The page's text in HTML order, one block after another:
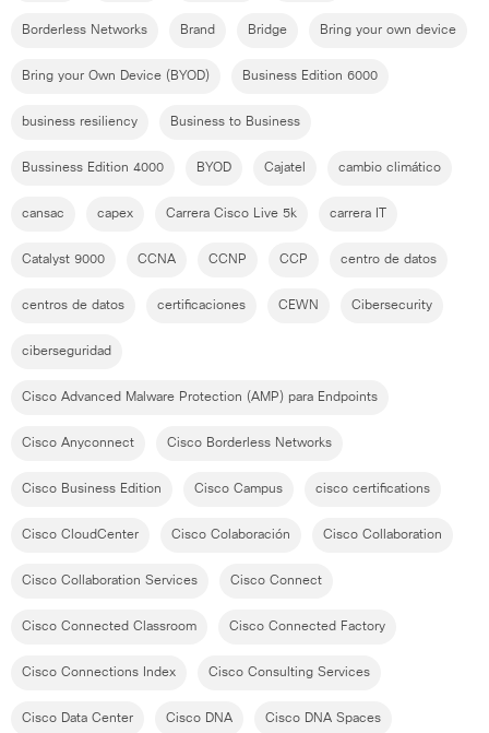
Borderless Networks Brand Bridge Bring your own device
Bring your Own Device (BYOD) Business Edition 6000
business resiliency Business to Business
Bussiness Edition 4000 BYOD Cajatel cambio climático
cansac capex Carrera Cisco Live 5k carrera IT
Catalyst 9000 CCNA CCNP CCP centro de datos
centros de datos certificaciones CEWN Cibersecurity
ciberseguridad
Cisco Advanced Malware Protection (AMP) para Endpoints
Cisco Anyconnect Cisco Borderless Networks
Cisco Business Edition Cisco Campus cisco certifications
Cisco CloudCenter Cisco Colaboración Cisco Collaboration
Cisco Collaboration Services Cisco Connect
Cisco Connected Classroom Cisco Connected Factory
Cisco Connections Index Cisco Consulting Services
Cisco Data Center Cisco DNA Cisco DNA Spaces